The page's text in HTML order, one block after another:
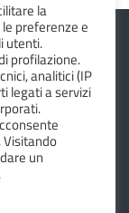
la
preferenze e
utenti.
profilazione.
analitici (IP
legati a servizi
Visitando
un